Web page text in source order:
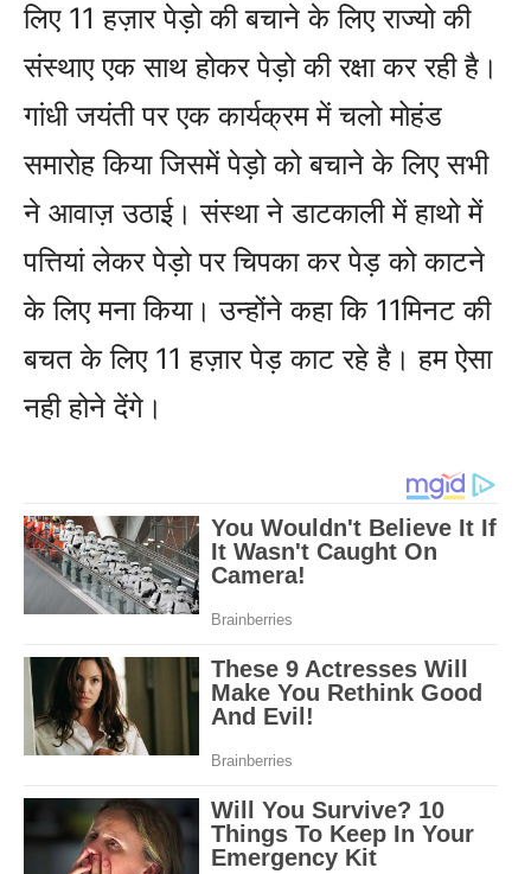
लिए 11 हज़ार पेड़ो की बचाने के लिए राज्यो की
संस्थाए एक साथ होकर पेड़ो की रक्षा कर रही है।
गांधी जयंती पर एक कार्यक्रम में चलो मोहंड
समारोह किया जिसमें पेड़ो को बचाने के लिए सभी
ने आवाज़ उठाई। संस्था ने डाटकाली में हाथो में
पत्तियां लेकर पेड़ो पर चिपका कर पेड़ को काटने
के लिए मना किया। उन्होंने कहा कि 11मिनट की
बचत के लिए 11 हज़ार पेड़ काट रहे है। हम ऐसा
नही होने देंगे।